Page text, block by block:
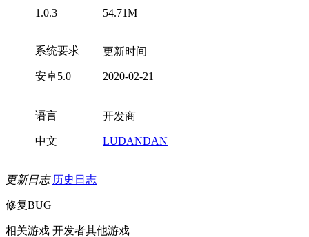
1.0.3 54.71M
系统要求
安卓5.0
更新时间
2020-02-21
语言
中文
开发商
LUDANDAN
更新日志 历史日志
修复BUG
相关游戏 开发者其他游戏